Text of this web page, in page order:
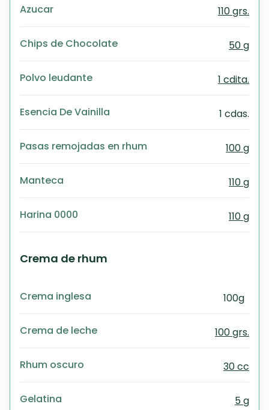
Azucar 110 grs.
Chips de Chocolate 50 g
Polvo leudante 1 cdita.
Esencia De Vainilla 1 cdas.
Pasas remojadas en rhum 100 g
Manteca 110 g
Harina 0000 110 g
Crema de rhum
Crema inglesa 100g
Crema de leche 100 grs.
Rhum oscuro 30 cc
Gelatina 5 g